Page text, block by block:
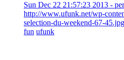
Sun Dec 22 21:57:23 2013 -
http://www.ufunk.net/wp-
selection-du-weekend-67-45.jpg
fun ufunk